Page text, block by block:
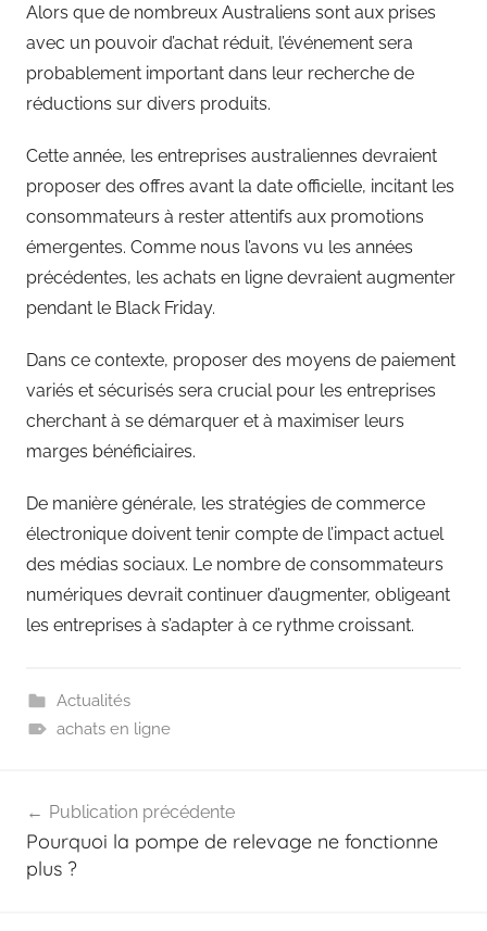
Alors que de nombreux Australiens sont aux prises
avec un pouvoir d’achat réduit, l’événement sera
probablement important dans leur recherche de
réductions sur divers produits.
Cette année, les entreprises australiennes devraient
proposer des offres avant la date officielle, incitant les
consommateurs à rester attentifs aux promotions
émergentes. Comme nous l’avons vu les années
précédentes, les achats en ligne devraient augmenter
pendant le Black Friday.
Dans ce contexte, proposer des moyens de paiement
variés et sécurisés sera crucial pour les entreprises
cherchant à se démarquer et à maximiser leurs
marges bénéficiaires.
De manière générale, les stratégies de commerce
électronique doivent tenir compte de l’impact actuel
des médias sociaux. Le nombre de consommateurs
numériques devrait continuer d’augmenter, obligeant
les entreprises à s’adapter à ce rythme croissant.
Actualités
achats en ligne
de
l’article
Publication précédente
Pourquoi la pompe de relevage ne fonctionne
plus ?